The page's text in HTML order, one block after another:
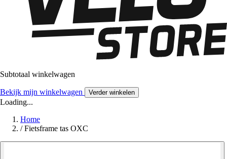
Subtotaal winkelwagen
Bekijk mijn winkelwagen Verder winkelen
Loading...
Home
/ Fietsframe tas OXC